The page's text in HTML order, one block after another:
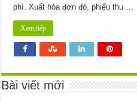
phí. Xuất hóa đơn đỏ, phiếu thu …
Xem tiếp
Bài viết mới